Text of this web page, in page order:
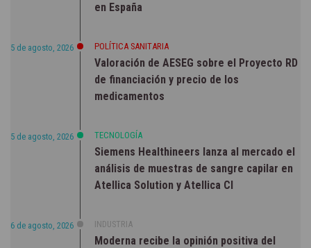
en España
5 de agosto, 2026 POLÍTICA SANITARIA
Valoración de AESEG sobre el Proyecto RD
de financiación y precio de los
medicamentos
5 de agosto, 2026 TECNOLOGÍA
Siemens Healthineers lanza al mercado el
análisis de muestras de sangre capilar en
Atellica Solution y Atellica CI
6 de agosto, 2026 INDUSTRIA
Moderna recibe la opinión positiva del